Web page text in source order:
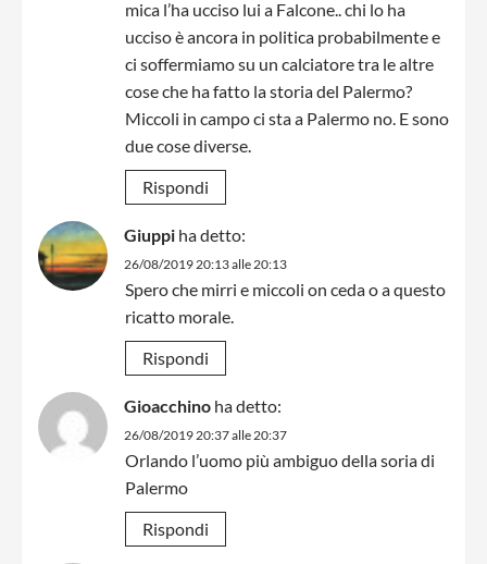
mica l’ha ucciso lui a Falcone.. chi lo ha
ucciso è ancora in politica probabilmente e
ci soffermiamo su un calciatore tra le altre
cose che ha fatto la storia del Palermo?
Miccoli in campo ci sta a Palermo no. E sono
due cose diverse.
Rispondi
Giuppi ha detto:
26/08/2019 20:13 alle 20:13
Spero che mirri e miccoli on ceda o a questo
ricatto morale.
Rispondi
Gioacchino ha detto:
26/08/2019 20:37 alle 20:37
Orlando l’uomo più ambiguo della soria di
Palermo
Rispondi